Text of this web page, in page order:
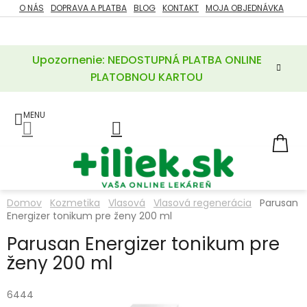
Prejsť
na
Upozornenie: NEDOSTUPNÁ PLATBA ONLINE
PLATOBNOU KARTOU
O NÁS DOPRAVA A PLATBA BLOG KONTAKT MOJA OBJEDNÁVKA
ZĽAVY
POTREBY
A
LIEKY
VITAMÍNY
MINERÁLY
KOZMETIKA
Domov Kozmetika Vlasová Vlasová regenerácia
Parusan
Energizer tonikum pre ženy 200 ml
Parusan Energizer tonikum pre
ženy 200 ml
6444